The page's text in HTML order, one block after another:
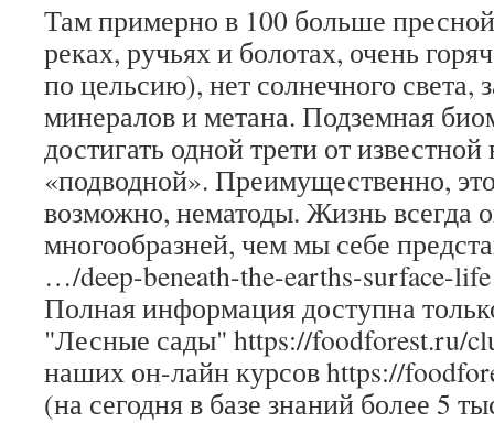
Там примерно в 100 больше
реках, ручьях и болотах, очень
по цельсию), нет солнечного света,
минералов и метана. Подземная
достигать одной трети от
«подводной». Преимущественно,
возможно, нематоды. Жизнь всегда
многообразней, чем мы себе
…/deep-beneath-the-earths-surface-
Полная информация доступна
"Лесные сады" https://foodforest.ru/
наших он-лайн курсов https://
(на сегодня в базе знаний более 5